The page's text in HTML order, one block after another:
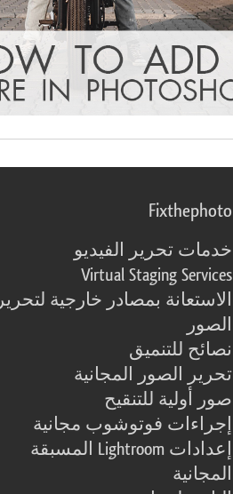
Fixthephoto
خدمات تحرير الفيديو
Virtual Staging Services
الاستعانة بمصادر خارجية لتحرير
الصور
نصائح للتنميق
تحرير الصور المجانية
صور أولية للتنقيح
إجراءات فوتوشوب مجانية
إعدادات Lightroom المسبقة
المجانية